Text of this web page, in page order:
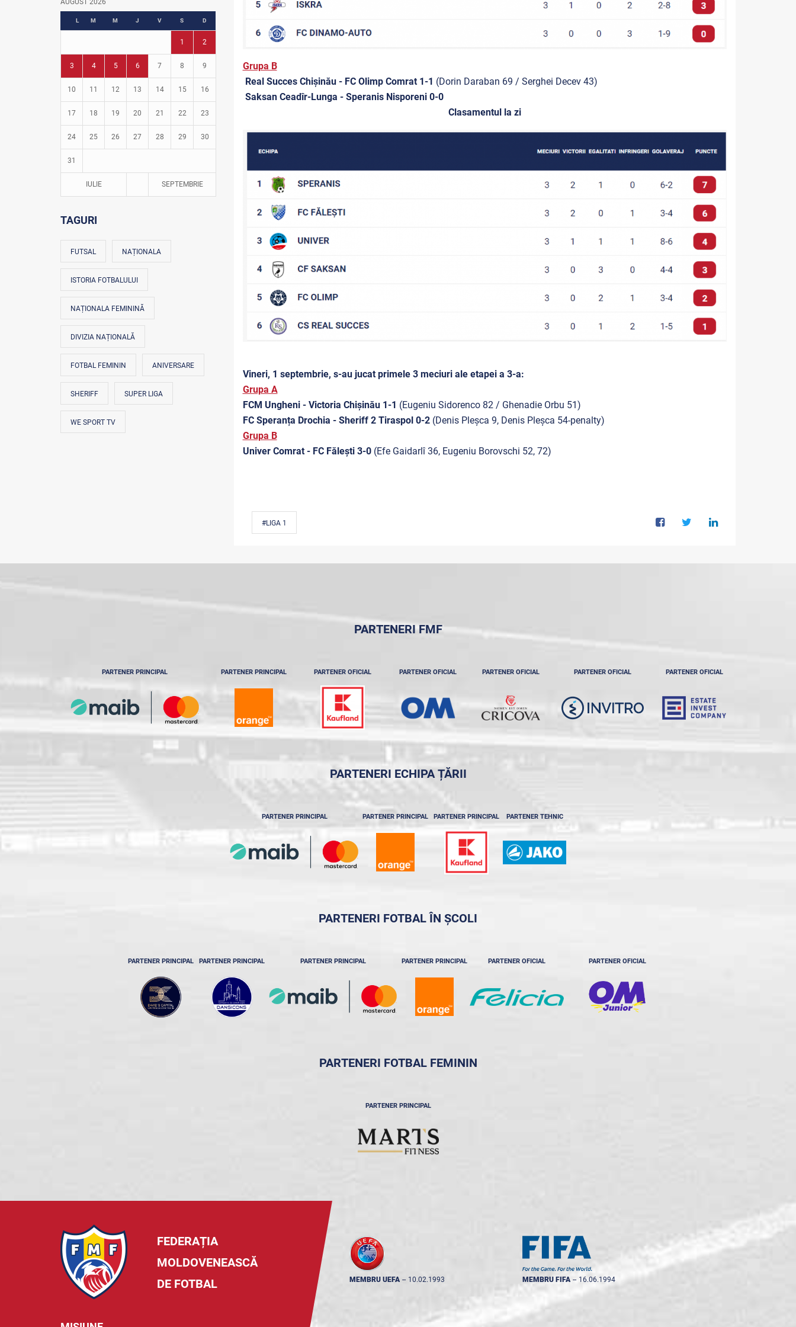
Fotbal în grădinițe
AUGUST 2026
L M M J V S D
1 2
3 4 5 6 7 8 9
10 11 12 13 14 15 16
17 18 19 20 21 22 23
24 25 26 27 28 29 30
31
IULIE SEPTEMBRIE
TAGURI
FUTSAL NAȚIONALA
ISTORIA FOTBALULUI
NAȚIONALA FEMININĂ
DIVIZIA NAȚIONALĂ
FOTBAL FEMININ ANIVERSARE
SHERIFF SUPER LIGA
WE SPORT TV
Grupa B
Real Succes Chișinău - FC Olimp Comrat 1-1 (Dorin Daraban 69 / Serghei Decev 43)
Saksan Ceadîr-Lunga - Speranis Nisporeni 0-0
Clasamentul la zi
Vineri, 1 septembrie, s-au jucat primele 3 meciuri ale etapei a 3-a:
Grupa A
FCM Ungheni - Victoria Chișinău 1-1 (Eugeniu Sidorenco 82 / Ghenadie Orbu 51)
FC Speranța Drochia - Sheriff 2 Tiraspol 0-2(Denis Pleșca 9, Denis Pleșca 54-penalty)
Grupa B
Univer Comrat - FC Fălești 3-0(Efe Gaidarlî 36, Eugeniu Borovschi 52, 72)
#LIGA 1
PARTENERI FMF
PARTENER PRINCIPAL PARTENER PRINCIPAL PARTENER OFICIAL PARTENER OFICIAL PARTENER OFICIAL PARTENER OFICIAL PARTENER OFICIAL
PARTENERI ECHIPA ȚĂRII
PARTENER PRINCIPAL PARTENER PRINCIPAL PARTENER PRINCIPAL PARTENER TEHNIC
PARTENERI FOTBAL ÎN ȘCOLI
PARTENER PRINCIPAL PARTENER PRINCIPAL PARTENER PRINCIPAL PARTENER PRINCIPAL PARTENER OFICIAL PARTENER OFICIAL
PARTENERI FOTBAL FEMININ
PARTENER PRINCIPAL
FEDERAȚIA
MOLDOVENEASCĂ
DE FOTBAL
MEMBRU UEFA -- 10.02.1993 MEMBRU FIFA -- 16.06.1994